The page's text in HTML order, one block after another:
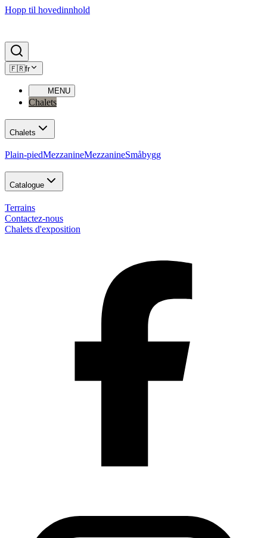
Hopp til hovedinnhold
🇫🇷fr
MENU
Chalets
Chalets
Plain-piedMezzanineMezzanineSmåbygg
Catalogue
Terrains
Contactez-nous
Chalets d'exposition